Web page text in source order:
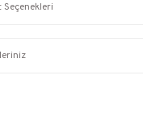
Seçenekleri